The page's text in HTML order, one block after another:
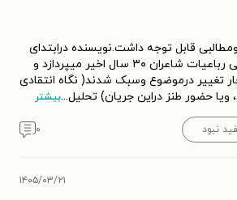
قابل توجه داشت.نویسنده درابتدای
کتاب به تحلیل وبررسی رباعیات شاعران ۳۰ سال اخیر میپردازد و
تغییر درموضوع وسبک شدند( نگاه انتقادی
ویا حضور طنز دراین جریان) تحلیل...بیشتر
نبود ۰
۱۴۰۵/۰۳/۲۱